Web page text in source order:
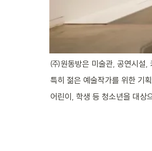
㈜원동방은 미술관, 공연시설,
특히 젊은 예술작가를 위한 기
어린이, 학생 등 청소년을 대상